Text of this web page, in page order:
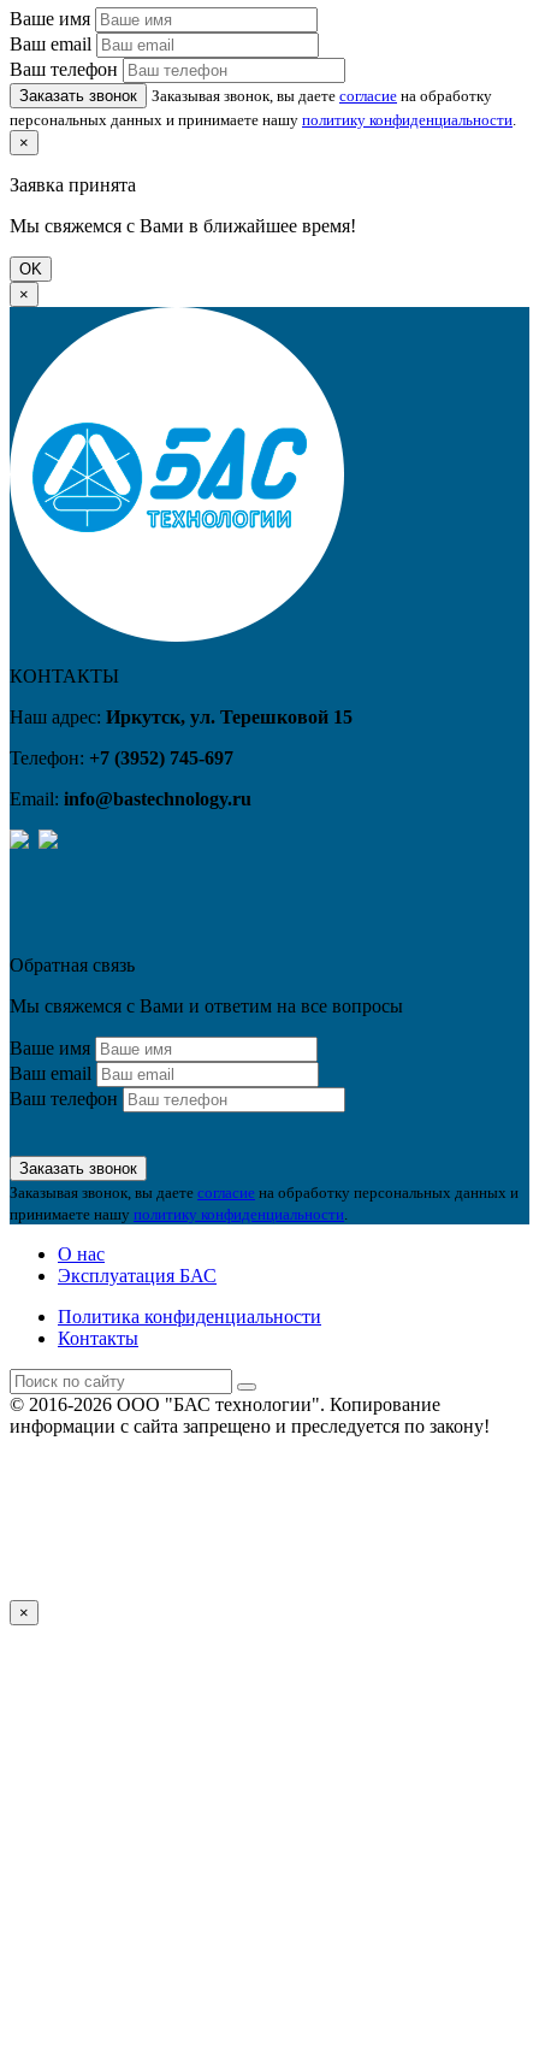
Ваше имя
Ваш email
Ваш телефон
Заказать звонок Заказывая звонок, вы даете согласие на обработку
персональных данных и принимаете нашу политику конфиденциальности.
×
Заявка принята
Мы свяжемся с Вами в ближайшее время!
OK
×
КОНТАКТЫ
Наш адрес: Иркутск, ул. Терешковой 15
Телефон: +7 (3952) 745-697
Email: info@bastechnology.ru
Обратная связь
Мы свяжемся с Вами и ответим на все вопросы
Ваше имя
Ваш email
Ваш телефон
Заказать звонок
Заказывая звонок, вы даете согласие на обработку персональных данных и
принимаете нашу политику конфиденциальности.
О нас
Эксплуатация БАС
Политика конфиденциальности
Контакты
© 2016-2026 ООО "БАС технологии". Копирование
информации с сайта запрещено и преследуется по закону!
×